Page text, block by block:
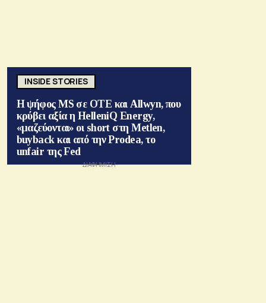
INSIDE STORIES
Η ψήφος MS σε ΟΤΕ και Allwyn, που
κρύβει αξία η HelleniQ Energy,
«μαζεύονται» οι short στη Metlen,
buyback και από την Prodea, το
unfair της Fed